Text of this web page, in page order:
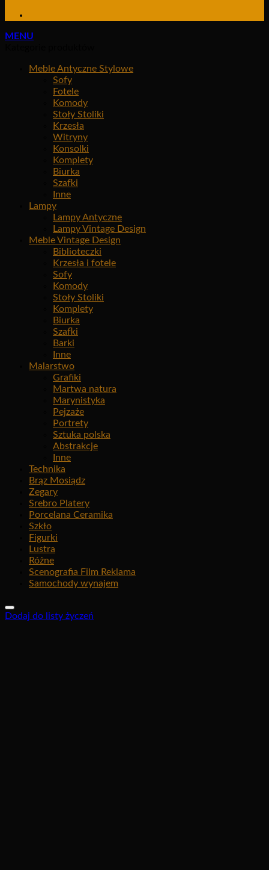
MENU
Meble Antyczne Stylowe
Sofy
Fotele
Komody
Stoły Stoliki
Krzesła
Witryny
Konsolki
Komplety
Biurka
Szafki
Inne
Lampy
Lampy Antyczne
Lampy Vintage Design
Meble Vintage Design
Biblioteczki
Krzesła i fotele
Sofy
Komody
Stoły Stoliki
Komplety
Biurka
Szafki
Barki
Inne
Malarstwo
Grafiki
Martwa natura
Marynistyka
Pejzaże
Portrety
Sztuka polska
Abstrakcje
Inne
Technika
Brąz Mosiądz
Zegary
Srebro Platery
Porcelana Ceramika
Szkło
Figurki
Lustra
Różne
Scenografia Film Reklama
Samochody wynajem
Dodaj do listy życzeń